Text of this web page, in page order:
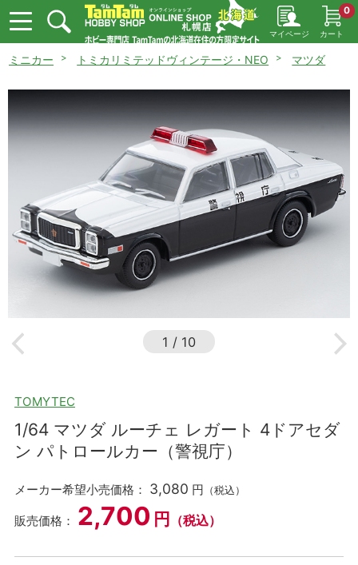
マイページ カート
0
ミニカー トミカリミテッドヴィンテージ・NEO マツダ
1 / 10
TOMYTEC
1/64 マツダ ルーチェ レガート 4ドアセダ
ン パトロールカー（警視庁）
メーカー希望小売価格： 3,080 円 （税込）
販売価格： 2,700 円 （税込）